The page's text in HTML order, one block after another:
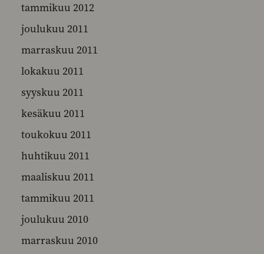
tammikuu 2012
joulukuu 2011
marraskuu 2011
lokakuu 2011
syyskuu 2011
kesäkuu 2011
toukokuu 2011
huhtikuu 2011
maaliskuu 2011
tammikuu 2011
joulukuu 2010
marraskuu 2010